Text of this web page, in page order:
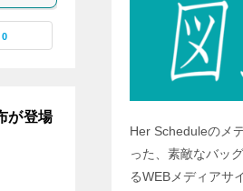
0
が登場
Her Scheduleのメ
った、素敵なバッ
るWEBメディアサ